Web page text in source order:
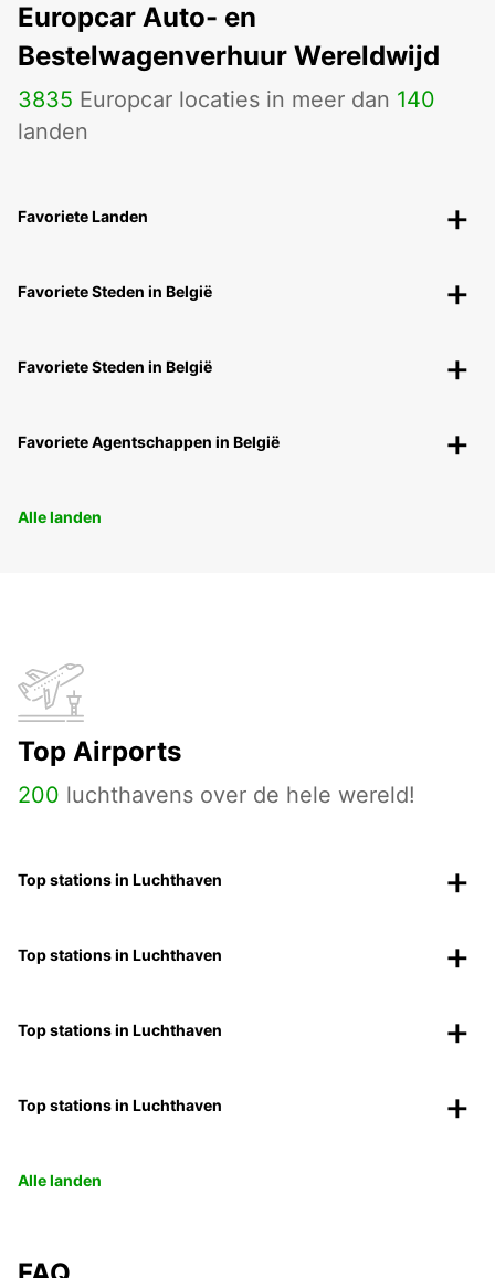
Europcar Auto- en
Bestelwagenverhuur Wereldwijd
3835 Europcar locaties in meer dan 140
landen
Favoriete Landen
Favoriete Steden in België
Favoriete Steden in België
Favoriete Agentschappen in België
Alle landen
Top Airports
200 luchthavens over de hele wereld!
Top stations in Luchthaven
Top stations in Luchthaven
Top stations in Luchthaven
Top stations in Luchthaven
Alle landen